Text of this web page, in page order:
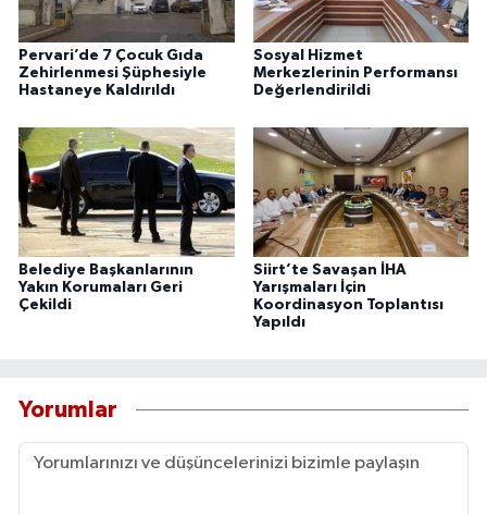
Pervari’de 7 Çocuk Gıda
Zehirlenmesi Şüphesiyle
Hastaneye Kaldırıldı
Sosyal Hizmet
Merkezlerinin Performansı
Değerlendirildi
Belediye Başkanlarının
Yakın Korumaları Geri
Çekildi
Siirt’te Savaşan İHA
Yarışmaları İçin
Koordinasyon Toplantısı
Yapıldı
Yorumlar